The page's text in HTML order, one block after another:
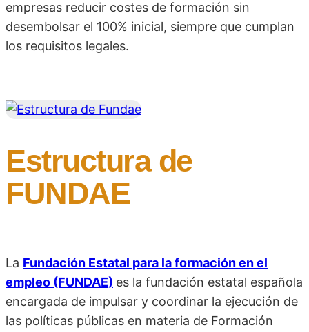
empresas reducir costes de formación sin
desembolsar el 100% inicial, siempre que cumplan
los requisitos legales.
Estructura de
FUNDAE
La Fundación Estatal para la formación en el
empleo (FUNDAE) es la fundación estatal española
encargada de impulsar y coordinar la ejecución de
las políticas públicas en materia de Formación